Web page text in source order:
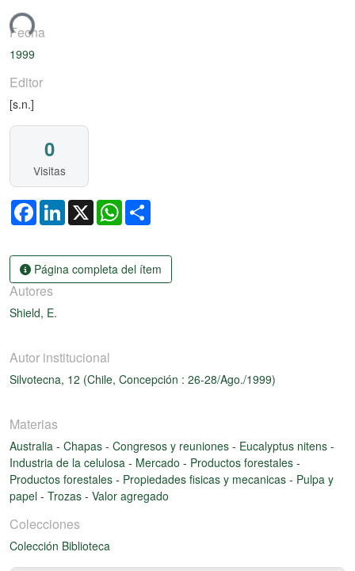
Fecha
1999
Editor
[s.n.]
0
Visitas
FacebookLinkedIn
X WhatsApp
Página completa del ítem
Autores
Shield, E.
Autor institucional
Silvotecna, 12 (Chile, Concepción : 26-28/Ago./1999)
Materias
Australia - Chapas - Congresos y reuniones - Eucalyptus nitens -
Industria de la celulosa - Mercado - Productos forestales -
Productos forestales - Propiedades fisicas y mecanicas - Pulpa y
papel - Trozas - Valor agregado
Colecciones
Colección Biblioteca